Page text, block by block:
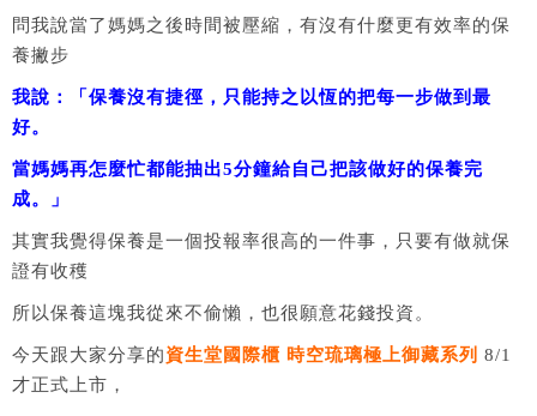
問我說當了媽媽之後時間被壓縮，有沒有什麼更有效率的保
養撇步
我說：「保養沒有捷徑，只能持之以恆的把每一步做到最
好。
當媽媽再怎麼忙都能抽出5分鐘給自己把該做好的保養完
成。」
其實我覺得保養是一個投報率很高的一件事，只要有做就保
證有收穫
所以保養這塊我從來不偷懶，也很願意花錢投資。
今天跟大家分享的資生堂國際櫃 時空琉璃極上御藏系列 8/1
才正式上市，